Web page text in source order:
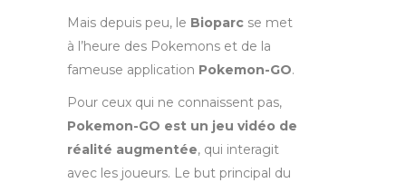
Mais depuis peu, le Bioparc se met
à l’heure des Pokemons et de la
fameuse application Pokemon-GO.
Pour ceux qui ne connaissent pas,
Pokemon-GO est un jeu vidéo de
réalité augmentée, qui interagit
avec les joueurs. Le but principal du